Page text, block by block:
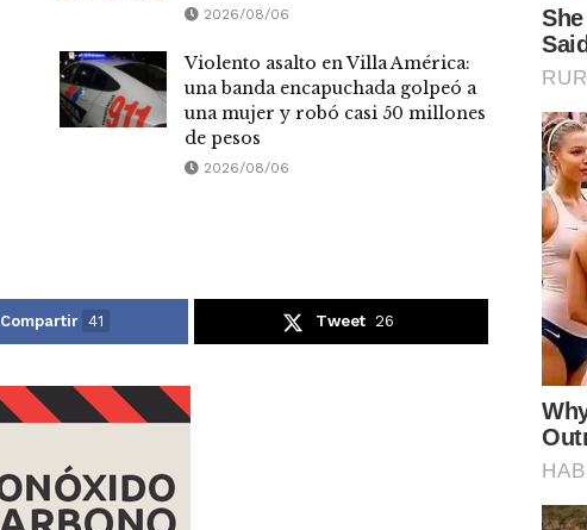
2026/08/06
Violento asalto en Villa América:
una banda encapuchada golpeó a
una mujer y robó casi 50 millones
de pesos
2026/08/06
Compartir 41 Tweet 26